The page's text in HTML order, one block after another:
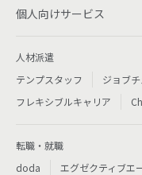
個人向けサービス
人材派遣
テンプスタッフ
ジョブ
フレキシブルキャリア
転職・就職
doda
エグゼクティブエ